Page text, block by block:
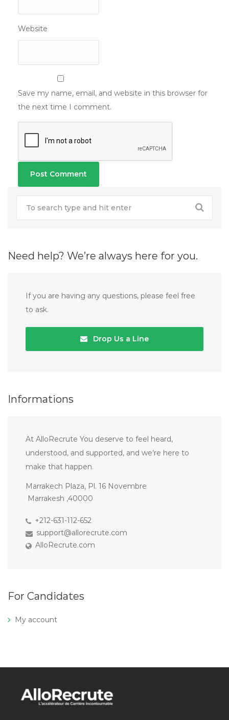
Website
Save my name, email, and website in this browser for
the next time I comment.
Need help? We’re always here for you.
If you are having any questions, please feel free
to ask.
Drop Us a Line
Informations
At AlloRecrute You deserve to feel heard,
understood, and supported, and we’re here to
make that happen.
Marrakech Plaza, Pl. 16 Novembre
Marrakesh ,40000
+212-631-112-652
support@allorecrute.com
AlloRecrute.com
For Candidates
My account